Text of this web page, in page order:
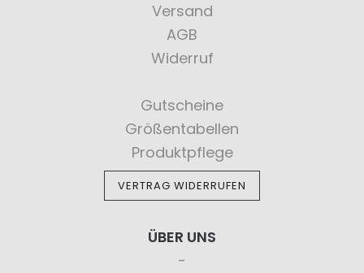
Versand
AGB
Widerruf
Gutscheine
Größentabellen
Produktpflege
VERTRAG WIDERRUFEN
ÜBER UNS